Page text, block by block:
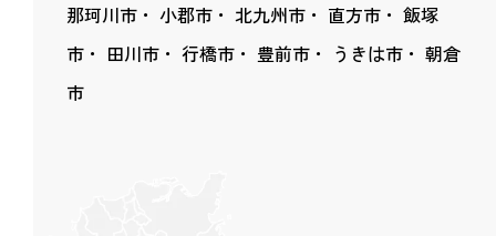
那珂川市
小郡市 北九州市 直方市
飯塚
市
田川市 行橋市 豊前市 うきは市
朝倉
市